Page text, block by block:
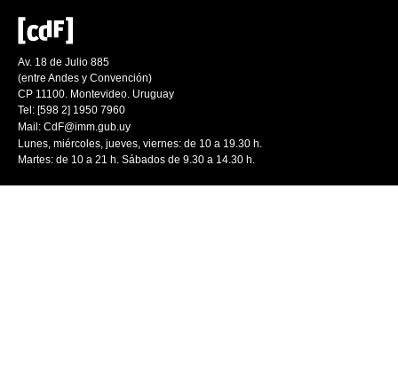
Av. 18 de Julio 885
(entre Andes y Convención)
CP 11100. Montevideo. Uruguay
Tel: [598 2] 1950 7960
Mail: CdF@imm.gub.uy
Lunes, miércoles, jueves, viernes: de 10 a 19.30 h.
Martes: de 10 a 21 h. Sábados de 9.30 a 14.30 h.